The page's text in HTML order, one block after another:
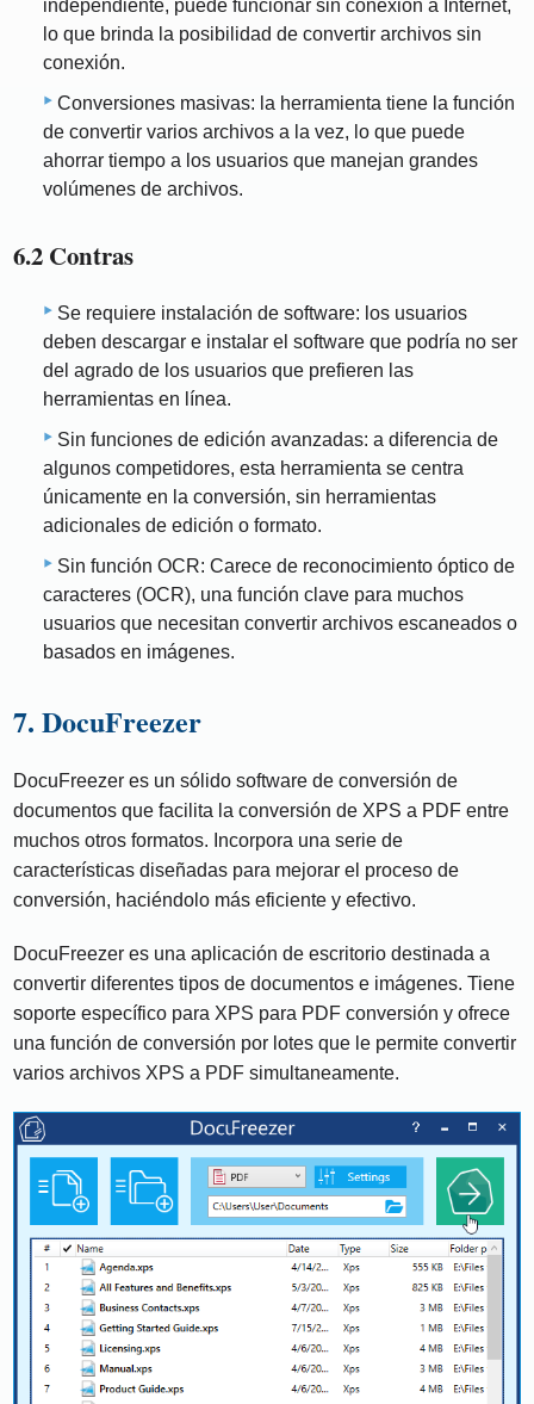
independiente, puede funcionar sin conexión a Internet,
lo que brinda la posibilidad de convertir archivos sin
conexión.
Conversiones masivas: la herramienta tiene la función
de convertir varios archivos a la vez, lo que puede
ahorrar tiempo a los usuarios que manejan grandes
volúmenes de archivos.
6.2 Contras
Se requiere instalación de software: los usuarios
deben descargar e instalar el software que podría no ser
del agrado de los usuarios que prefieren las
herramientas en línea.
Sin funciones de edición avanzadas: a diferencia de
algunos competidores, esta herramienta se centra
únicamente en la conversión, sin herramientas
adicionales de edición o formato.
Sin función OCR: Carece de reconocimiento óptico de
caracteres (OCR), una función clave para muchos
usuarios que necesitan convertir archivos escaneados o
basados ​​en imágenes.
7. DocuFreezer
DocuFreezer es un sólido software de conversión de
documentos que facilita la conversión de XPS a PDF entre
muchos otros formatos. Incorpora una serie de
características diseñadas para mejorar el proceso de
conversión, haciéndolo más eficiente y efectivo.
DocuFreezer es una aplicación de escritorio destinada a
convertir diferentes tipos de documentos e imágenes. Tiene
soporte específico para XPS para PDF conversión y ofrece
una función de conversión por lotes que le permite convertir
varios archivos XPS a PDF simultaneamente.